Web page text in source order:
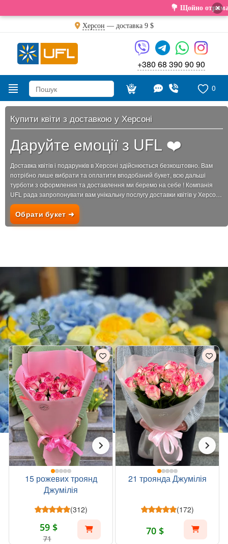
💐 Щойно отримали свіжу поставку.×
Херсон — доставка 9 $
+380 68 390 90 90
0
Купити квіти з доставкою у Херсоні
Даруйте емоції з UFL ❤️
Доставка квітів і подарунків в Херсоні здійснюється безкоштовно. Вам
потрібно лише вибрати та оплатити вподобаний букет, всю дальші
турботи з оформлення та доставлення ми беремо на себе ! Компанія
UFL рада запропонувати вам унікальну послугу доставки квітів у Херсоні.
У нашому асортименті...
Обрати букет ➜
Доставка квітів Херсон
РОЖЕВІ БУКЕТИ ДЛЯ НЕЇ В ХЕРСОН
Всі рожеві букети
15 рожевих троянд
Джумілія
(312)
59 $
71
21 троянда Джумілія
(172)
70 $